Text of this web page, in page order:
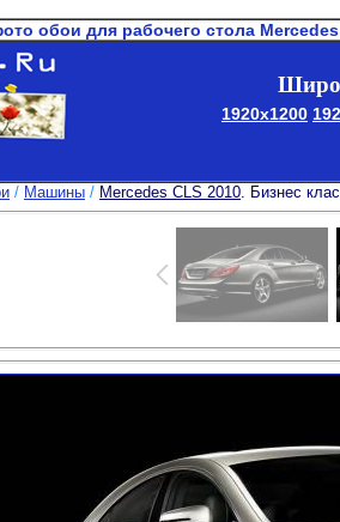
обои для рабочего стола
1920x1200
/ Машины / Mercedes CLS 2010. Бизнес